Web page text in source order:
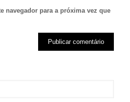
navegador para a próxima vez que